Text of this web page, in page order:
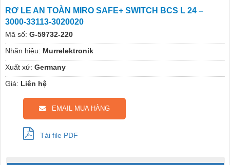
RƠ LE AN TOÀN MIRO SAFE+ SWITCH BCS L 24 –
3000-33113-3020020
Mã số: G-59732-220
Nhãn hiệu: Murrelektronik
Xuất xứ: Germany
Giá: Liên hệ
EMAIL MUA HÀNG
Tải file PDF